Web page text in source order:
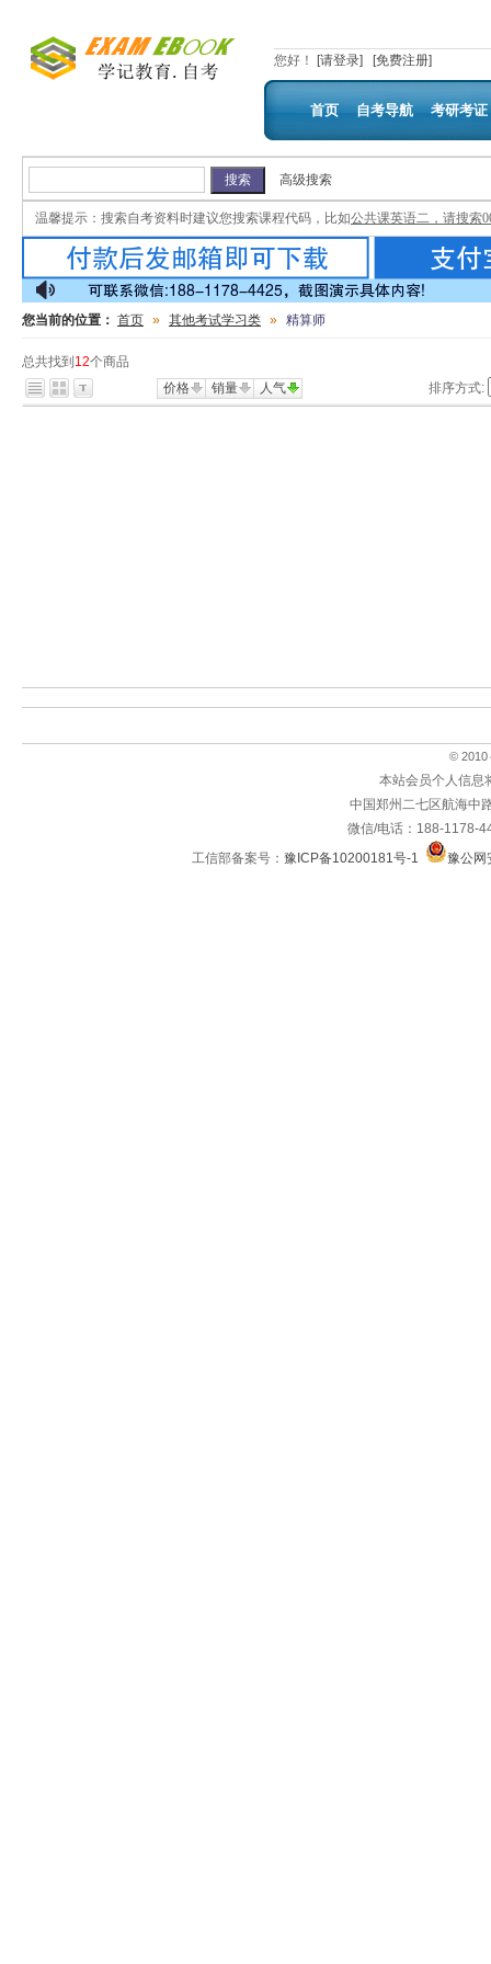
您好 ！ [请登录] [免费注册]
首页 自考导航 考研考证
高级搜索
温馨提示： 搜索自考资料时建议您搜索课程代码，比如公共课英语二，请搜索
您当前的位置： 首页 » 其他考试学习类 » 精算师
总共找到 12个商品
价格
销量 人气 排序方式:
© 2010
本站会员个人信息
中国郑州二七区航海中
微信/电话：188-1178-
工信部备案号： 豫ICP备10200181号-1 豫公网